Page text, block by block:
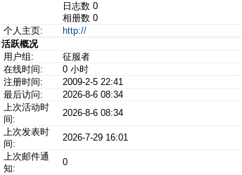
日志数 0
相册数 0
个人主页:
http://
活跃概况
用户组:
征服者
在线时间:
0 小时
注册时间:
2009-2-5 22:41
最后访问:
2026-8-6 08:34
上次活动时
间:
2026-8-6 08:34
上次发表时
间:
2026-7-29 16:01
上次邮件通
知:
0